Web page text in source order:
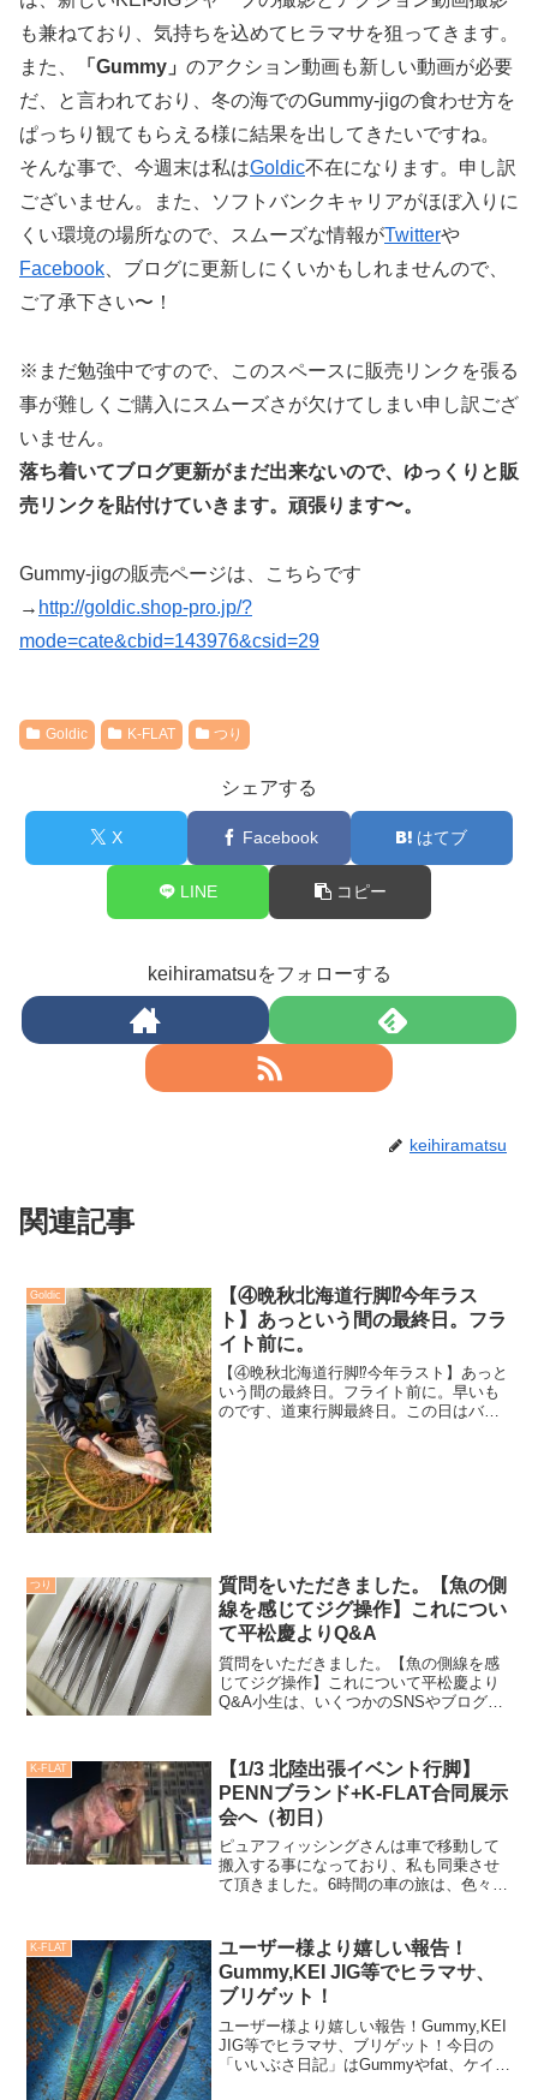
も兼ねており、気持ちを込めてヒラマサを狙ってきます。
また、
「Gummy」 のアクション動画も新しい動画が必要
だ、と言われており、冬の海でのGummy-jigの食わせ方を
ぱっちり観てもらえる様に結果を出してきたいですね。
そんな事で、今週末は私はGoldic不在になります。申し訳
ございません。また、ソフトバンクキャリアがほぼ入りに
くい環境の場所なので、スムーズな情報がTwitterや
Facebook 、ブログに更新しにくいかもしれませんので、
ご了承下さい〜！
※まだ勉強中ですので、このスペースに販売リンクを張る
事が難しくご購入にスムーズさが欠けてしまい申し訳ござ
いません。
落ち着いてブログ更新がまだ出来ないので、ゆっくりと販
売リンクを貼付けていきます。頑張ります〜。
Gummy-jigの販売ページは、こちらです
→ http://goldic.shop-pro.jp/?
mode=cate&cbid=143976&csid=29
Goldic K-FLAT つり
シェアする
X Facebook はてブ
LINE コピー
keihiramatsuをフォローする
keihiramatsu
関連記事
Goldic
【④晩秋北海道行脚⁉️今年ラス
ト】あっという間の最終日。フラ
イト前に。
【④晩秋北海道行脚⁉️今年ラスト】あっと
いう間の最終日。フライト前に。早いも
のです、道東行脚最終日。この日はバッ
つり
質問をいただきました。【魚の側
線を感じてジグ操作】これについ
て平松慶よりQ&A
質問をいただきました。【魚の側線を感
じてジグ操作】これについて平松慶より
Q&A小生は、いくつかのSNSやブログを
の方よりご質問がありましたので【いい
ぶさ日記】にて小生...
K-FLAT
【1/3 北陸出張イベント行脚】
PENNブランド+K-FLAT合同展示
会へ（初日）
ピュアフィッシングさんは車で移動して
搬入する事になっており、私も同乗させ
て頂きました。6時間の車の旅は、色々と
雑談。コレはどのメーカーさんや釣り人
とも盛り上がるし、驚きも多い。
K-FLAT
ユーザー様より嬉しい報告！
Gummy,KEI JIG等でヒラマサ、
ブリゲット！
ユーザー様より嬉しい報告！Gummy,KEI
JIG等でヒラマサ、ブリゲット！今日の
「いいぶさ日記」はGummyやfat、ケイタ